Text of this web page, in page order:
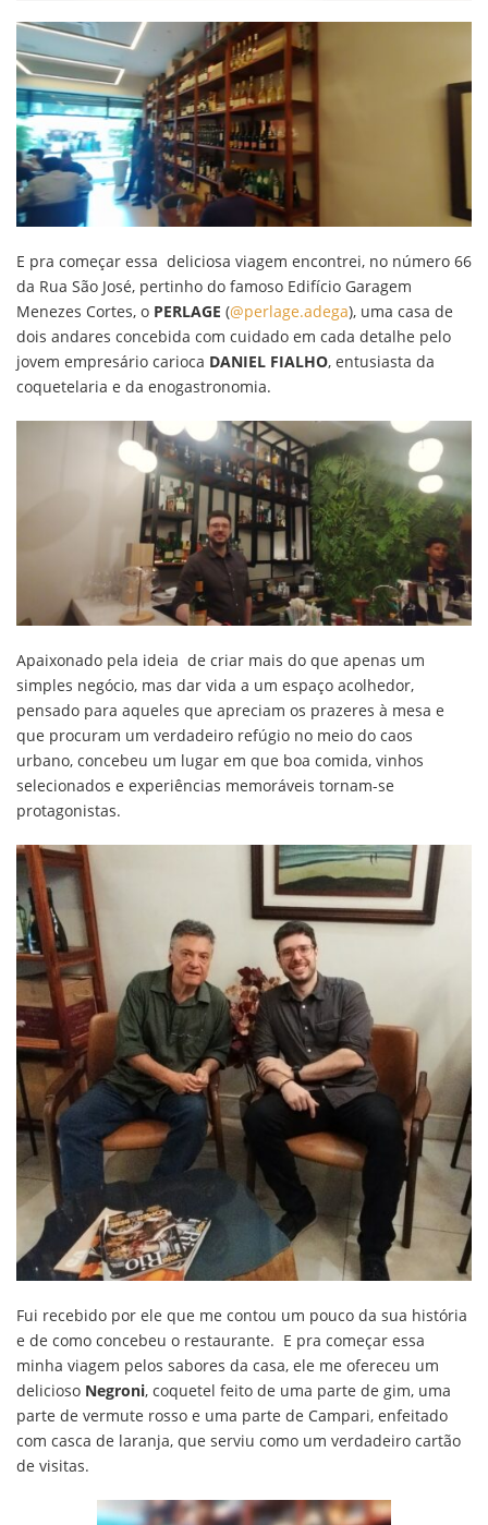
E pra começar essa deliciosa viagem encontrei, no número 66
da Rua São José, pertinho do famoso Edifício Garagem
Menezes Cortes, o PERLAGE (@perlage.adega), uma casa de
dois andares concebida com cuidado em cada detalhe pelo
jovem empresário carioca DANIEL FIALHO, entusiasta da
coquetelaria e da enogastronomia.
Apaixonado pela ideia de criar mais do que apenas um
simples negócio, mas dar vida a um espaço acolhedor,
pensado para aqueles que apreciam os prazeres à mesa e
que procuram um verdadeiro refúgio no meio do caos
urbano, concebeu um lugar em que boa comida, vinhos
selecionados e experiências memoráveis tornam-se
protagonistas.
Fui recebido por ele que me contou um pouco da sua história
e de como concebeu o restaurante. E pra começar essa
minha viagem pelos sabores da casa, ele me ofereceu um
delicioso Negroni, coquetel feito de uma parte de gim, uma
parte de vermute rosso e uma parte de Campari, enfeitado
com casca de laranja, que serviu como um verdadeiro cartão
de visitas.